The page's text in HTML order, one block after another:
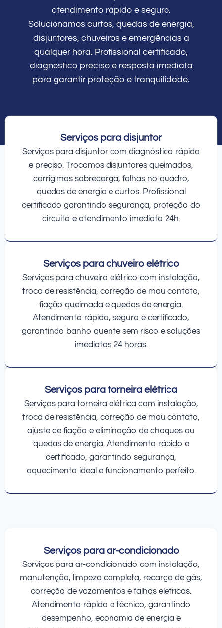
atendimento rápido e seguro.
Solucionamos curtos, quedas de energia,
disjuntores, chuveiros e emergências a
qualquer hora. Profissional certificado,
diagnóstico preciso e resposta imediata
para garantir proteção e tranquilidade.
Serviços para disjuntor
Serviços para disjuntor com diagnóstico rápido
e preciso. Trocamos disjuntores queimados,
corrigimos sobrecarga, falhas no quadro,
quedas de energia e curtos. Profissional
certificado garantindo segurança, proteção do
circuito e atendimento imediato 24h.
Serviços para chuveiro elétrico
Serviços para chuveiro elétrico com instalação,
troca de resistência, correção de mau contato,
fiação queimada e quedas de energia.
Atendimento rápido, seguro e certificado,
garantindo banho quente sem risco e soluções
imediatas 24 horas.
Serviços para torneira elétrica
Serviços para torneira elétrica com instalação,
troca de resistência, correção de mau contato,
ajuste de fiação e eliminação de choques ou
quedas de energia. Atendimento rápido e
certificado, garantindo segurança,
aquecimento ideal e funcionamento perfeito.
Serviços para ar-condicionado
Serviços para ar-condicionado com instalação,
manutenção, limpeza completa, recarga de gás,
correção de vazamentos e falhas elétricas.
Atendimento rápido e técnico, garantindo
desempenho, economia de energia e